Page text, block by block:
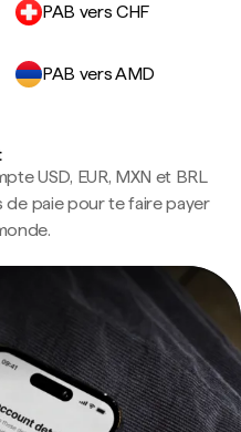
PAB vers CHF
PAB vers AMD
USD, EUR, MXN et BRL
de paie pour te faire payer